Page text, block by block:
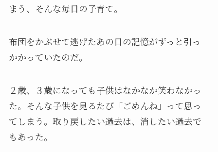
まう、そんな毎日の子育て。
布団をかぶせて逃げたあの日の記憶がずっと引っ
かかっていたのだ。
２歳、３歳になっても子供はなかなか笑わなかっ
た。そんな子供を見るたび「ごめんね」って思っ
てしまう。取り戻したい過去は、消したい過去で
もあった。